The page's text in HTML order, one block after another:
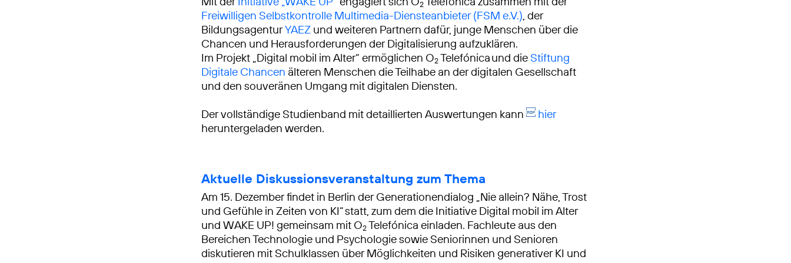
2
Freiwilligen Selbstkontrolle Multimedia-Diensteanbieter (FSM e.V.) , der
BildungsagenturYAEZ und weiteren Partnern dafür, junge Menschen über die
Chancen und Herausforderungen der Digitalisierung aufzuklären.
Im Projekt „Digital mobil im Alter“ ermöglichen O2Telefónica und die Stiftung
Digitale Chancen älteren Menschen die Teilhabe an der digitalen Gesellschaft
und den souveränen Umgang mit digitalen Diensten.
Der vollständige Studienband mit detaillierten Auswertungen kann
hier
heruntergeladen werden.
Aktuelle Diskussionsveranstaltung zum Thema
Am 15. Dezember findet in Berlin der Generationendialog „Nie allein? Nähe, Trost
und Gefühle in Zeiten von KI“ statt, zum dem die Initiative Digital mobil im Alter
und WAKE UP! gemeinsam mit O2Telefónica einladen. Fachleute aus den
Bereichen Technologie und Psychologie sowie Seniorinnen und Senioren
diskutieren mit Schulklassen über Möglichkeiten und Risiken generativer KI und